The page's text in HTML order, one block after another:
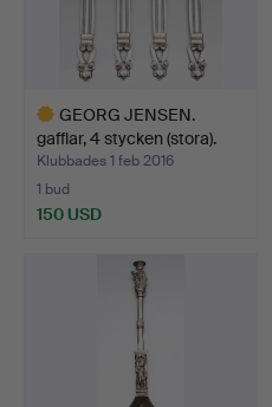
GEORG JENSEN.
gafflar, 4 stycken (stora).
Klubbades 1 feb 2016
1 bud
150 USD